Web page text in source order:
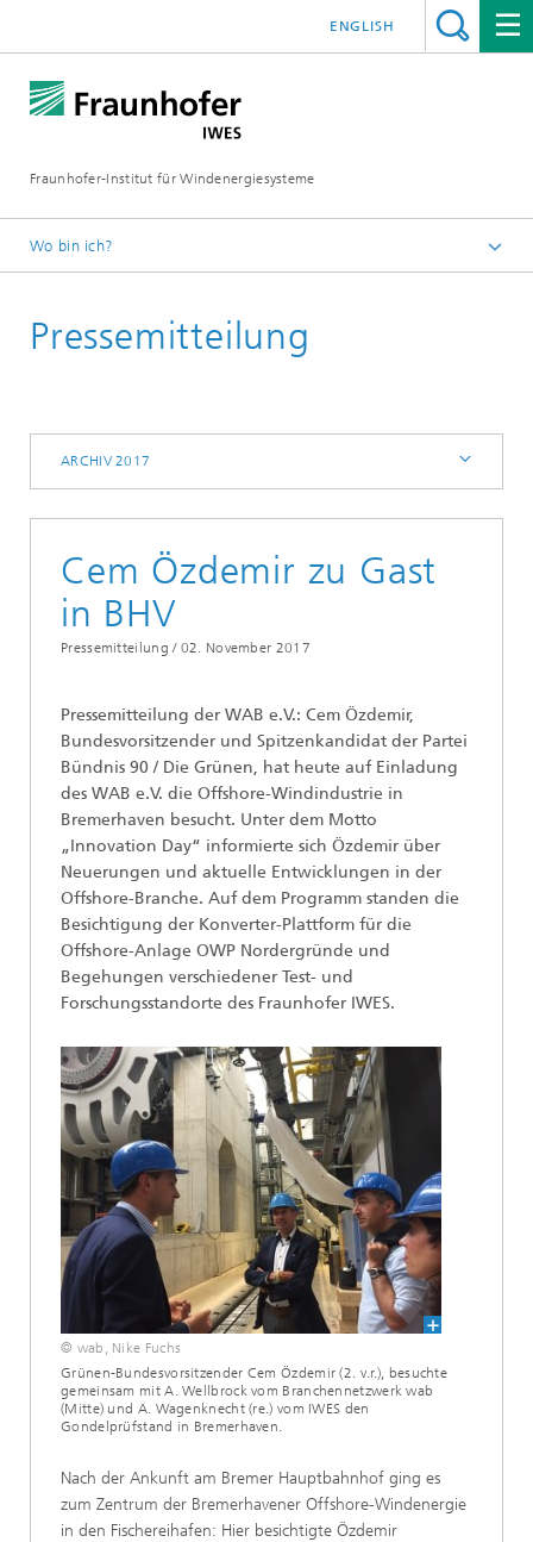
Fraunhofer-Institut für Windenergiesysteme
ENGLISH
Wo bin ich?
Presse | Medien
Pressemitteilung
ARCHIV 2017
Cem Özdemir zu Gast
in BHV
Pressemitteilung / 02. November 2017
Pressemitteilung der WAB e.V.: Cem Özdemir,
Bundesvorsitzender und Spitzenkandidat der Partei
Bündnis 90 / Die Grünen, hat heute auf Einladung
des WAB e.V. die Offshore-Windindustrie in
Bremerhaven besucht. Unter dem Motto
„Innovation Day“ informierte sich Özdemir über
Neuerungen und aktuelle Entwicklungen in der
Offshore-Branche. Auf dem Programm standen die
Besichtigung der Konverter-Plattform für die
Offshore-Anlage OWP Nordergründe und
Begehungen verschiedener Test- und
Forschungsstandorte des Fraunhofer IWES.
© wab, Nike Fuchs
Grünen-Bundesvorsitzender Cem Özdemir (2. v.r.), besuchte
gemeinsam mit A. Wellbrock vom Branchennetzwerk wab
(Mitte) und A. Wagenknecht (re.) vom IWES den
Gondelprüfstand in Bremerhaven.
Nach der Ankunft am Bremer Hauptbahnhof ging es
zum Zentrum der Bremerhavener Offshore-Windenergie
in den Fischereihafen: Hier besichtigte Özdemir